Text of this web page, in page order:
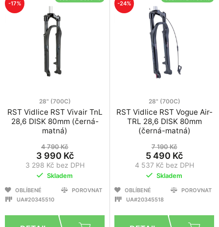
-17%
28" (700C)
RST Vidlice RST Vivair TnL
28,6 DISK 80mm (černá-
matná)
4 790 Kč
3 990 Kč
3 298 Kč bez DPH
Skladem
OBLÍBENÉ
POROVNAT
UA#20345510
-24%
28" (700C)
RST Vidlice RST Vogue Air-
TRL 28,6 DISK 80mm
(černá-matná)
7 190 Kč
5 490 Kč
4 537 Kč bez DPH
Skladem
OBLÍBENÉ
POROVNAT
UA#20345518